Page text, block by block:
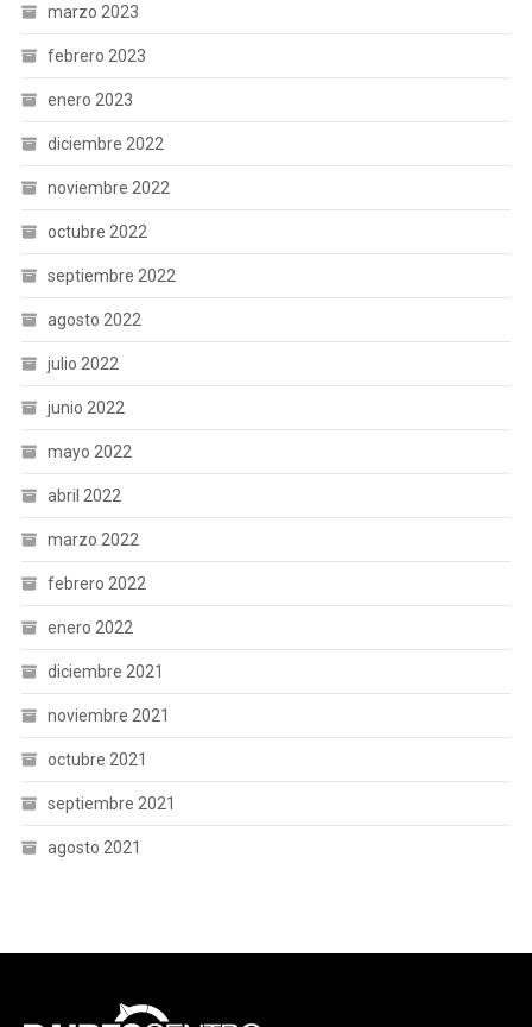
marzo 2023
febrero 2023
enero 2023
diciembre 2022
noviembre 2022
octubre 2022
septiembre 2022
agosto 2022
julio 2022
junio 2022
mayo 2022
abril 2022
marzo 2022
febrero 2022
enero 2022
diciembre 2021
noviembre 2021
octubre 2021
septiembre 2021
agosto 2021